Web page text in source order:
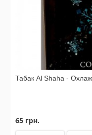
Табак Al Shaha -
65 грн.